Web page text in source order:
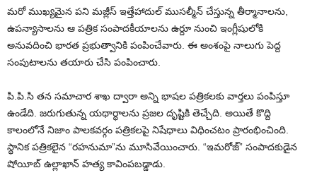
మరో ముఖ్యమైన పని మజ్లీస్ ఇత్తేహాదుల్ ముసల్మీన్ చేస్తున్న తీర్మానాలను,
ఉపన్యాసాలను ఆ పత్రిక సంపాదకీయాలను ఉర్దూ నుంచి ఇంగ్లీషులోకి
అనువదించి భారత ప్రభుత్వానికి పంపించేవారు. ఈ అంశంపై నాలుగు పెద్ద
సంపుటాలను తయారు చేసి పంపించారు.
పి.పి.సి తన సమాచార శాఖ ద్వారా అన్ని భాషల పత్రికలకు వార్తలు పంపిస్తూ
ఉండేది. జరుగుతున్న యథార్థాలను ప్రజల దృష్టికి తెచ్చేది. అయితే కొద్ది
కాలంలోనే నిజాం పాలకవర్గం పత్రికలపై నిషేధాలు విధించటం ప్రారంభించింది.
స్థానిక పత్రికలైన “రహనుమా”ను మూసివేయించారు. “ఇమరోజ్‌” సంపాదకుడైన
షోయీబ్ ఉల్లాఖాన్ హత్య కావింపబడ్డాడు.